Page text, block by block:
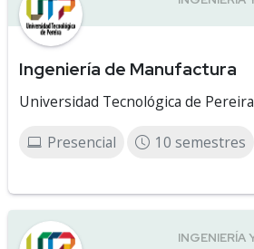
Ingeniería de Manufactura
Universidad Tecnológica de Pereira
Presencial 10 semestres